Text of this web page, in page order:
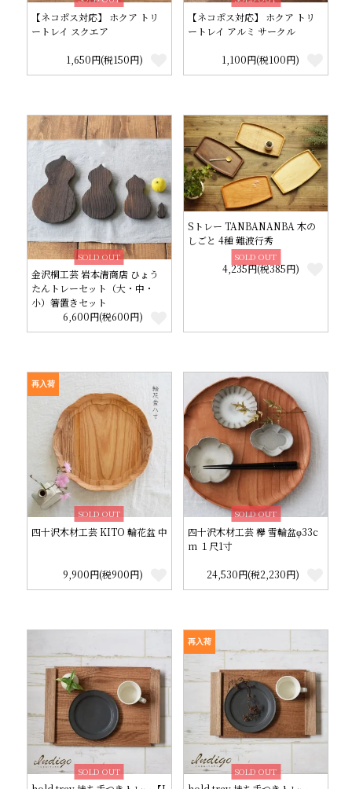
【ネコポス対応】 ホクア トリ
ートレイ スクエア
1,650円(税150円)
【ネコポス対応】 ホクア トリ
ートレイ アルミ サークル
1,100円(税100円)
SOLD OUT
金沢桐工芸 岩本清商店 ひょう
たんトレーセット（大・中・
小）箸置きセット
6,600円(税600円)
SOLD OUT
Sトレー TANBANANBA 木の
しごと 4種 難波行秀
4,235円(税385円)
SOLD OUT
再入荷
四十沢木材工芸 KITO 輪花盆 中
9,900円(税900円)
SOLD OUT
四十沢木材工芸 欅 雪輪盆φ33c
m １尺1寸
24,530円(税2,230円)
SOLD OUT SOLD OUT
再入荷